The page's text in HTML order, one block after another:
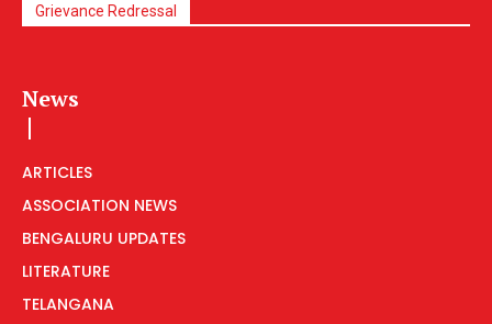
Grievance Redressal
News
ARTICLES
ASSOCIATION NEWS
BENGALURU UPDATES
LITERATURE
TELANGANA